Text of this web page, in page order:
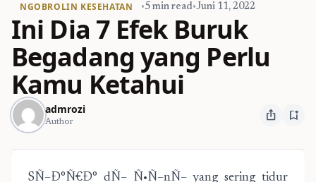
NGOBROLIN KESEHATAN •5 min read•Juni 11, 2022
Ini Dia 7 Efek Buruk
Begadang yang Perlu
Kamu Ketahui
admrozi
Author ios_share bookmark_add
SÑ–Ð°Ñ€Ð° dÑ– Ñ•Ñ–nÑ– yang sering tidur